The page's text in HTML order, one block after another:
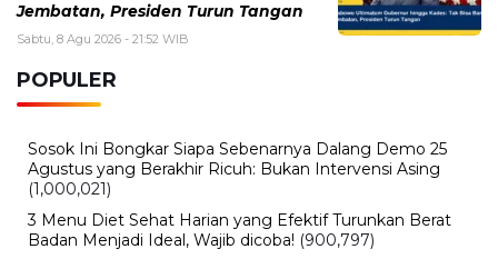
Jembatan, Presiden Turun Tangan
Sabtu, 8 Agu 2026 - 21:52 WIB
POPULER
Sosok Ini Bongkar Siapa Sebenarnya Dalang Demo 25
Agustus yang Berakhir Ricuh: Bukan Intervensi Asing
(1,000,021)
3 Menu Diet Sehat Harian yang Efektif Turunkan Berat
Badan Menjadi Ideal, Wajib dicoba! (900,797)